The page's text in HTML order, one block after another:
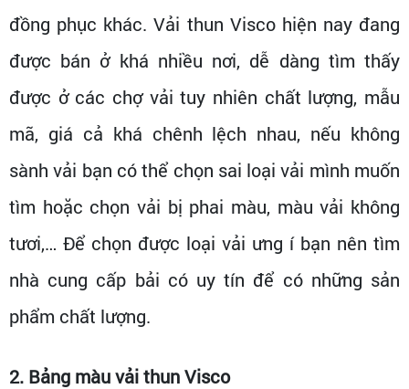
đồng phục khác. Vải thun Visco hiện nay đang
được bán ở khá nhiều nơi, dễ dàng tìm thấy
được ở các chợ vải tuy nhiên chất lượng, mẫu
mã, giá cả khá chênh lệch nhau, nếu không
sành vải bạn có thể chọn sai loại vải mình muốn
tìm hoặc chọn vải bị phai màu, màu vải không
tươi,… Để chọn được loại vải ưng í bạn nên tìm
nhà cung cấp bải có uy tín để có những sản
phẩm chất lượng.
2. Bảng màu vải thun Visco